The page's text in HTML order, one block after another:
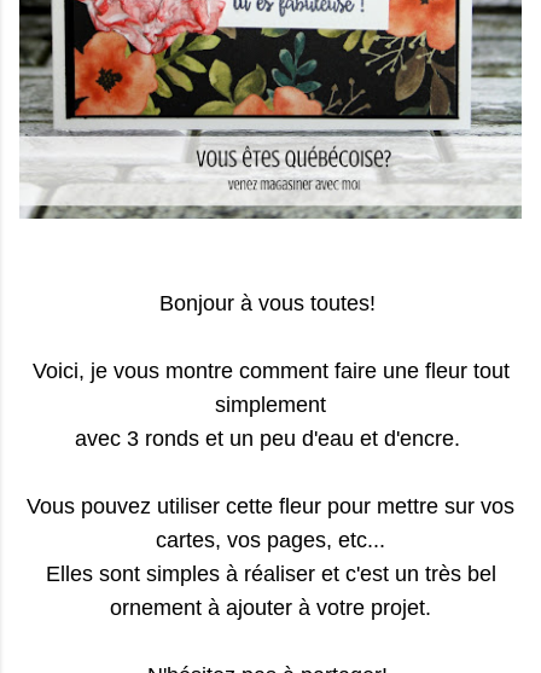
Bonjour à vous toutes!
Voici, je vous montre comment faire une fleur tout
simplement
avec 3 ronds et un peu d'eau et d'encre.
Vous pouvez utiliser cette fleur pour mettre sur vos
cartes, vos pages, etc...
Elles sont simples à réaliser et c'est un très bel
ornement à ajouter à votre projet.